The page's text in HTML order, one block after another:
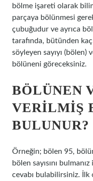
bölme işareti olarak
parçaya bölünmesi
çubuğudur ve ayrıca
tarafında, bütünden
söyleyen sayıyı (bölen)
bölüneni göreceksiniz.
BÖLÜNEN
VERILMIŞ
BULUNUR?
Örneğin; bölen 95,
bölen sayısını
cevabı bulabilirsiniz. İlk